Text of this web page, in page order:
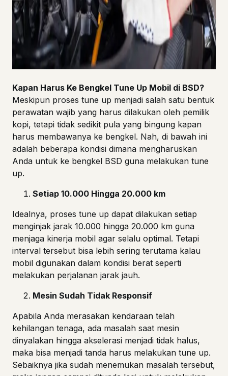
Kapan Harus Ke Bengkel Tune Up Mobil di BSD?
Meskipun proses tune up menjadi salah satu bentuk
perawatan wajib yang harus dilakukan oleh pemilik
kopi, tetapi tidak sedikit pula yang bingung kapan
harus membawanya ke bengkel. Nah, di bawah ini
adalah beberapa kondisi dimana mengharuskan
Anda untuk ke bengkel BSD guna melakukan tune
up.
Setiap 10.000 Hingga 20.000 km
Idealnya, proses tune up dapat dilakukan setiap
menginjak jarak 10.000 hingga 20.000 km guna
menjaga kinerja mobil agar selalu optimal. Tetapi
interval tersebut bisa lebih sering terutama kalau
mobil digunakan dalam kondisi berat seperti
melakukan perjalanan jarak jauh.
Mesin Sudah Tidak Responsif
Apabila Anda merasakan kendaraan telah
kehilangan tenaga, ada masalah saat mesin
dinyalakan hingga akselerasi menjadi tidak halus,
maka bisa menjadi tanda harus melakukan tune up.
Sebaiknya jika sudah menemukan masalah tersebut,